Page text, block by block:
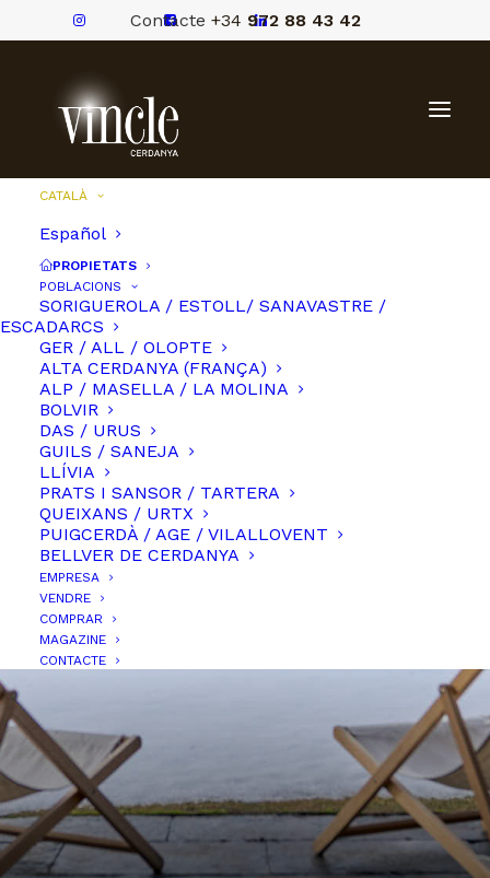
Contacte +34 972 88 43 42
CATALÀ
Español
PROPIETATS
POBLACIONS
SORIGUEROLA / ESTOLL/ SANAVASTRE /
ESCADARCS
GER / ALL / OLOPTE
ALTA CERDANYA (FRANÇA)
ALP / MASELLA / LA MOLINA
BOLVIR
DAS / URUS
GUILS / SANEJA
LLÍVIA
PRATS I SANSOR / TARTERA
QUEIXANS / URTX
PUIGCERDÀ / AGE / VILALLOVENT
BELLVER DE CERDANYA
EMPRESA
VENDRE
COMPRAR
MAGAZINE
CONTACTE